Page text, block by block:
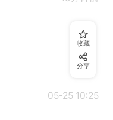
05-25 10:25
收藏
分享